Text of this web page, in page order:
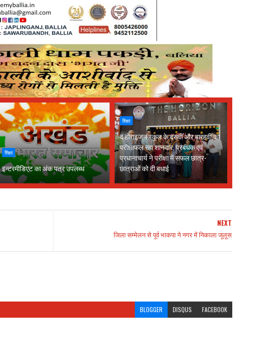
शिक्षा
इन्टरमीडिएट का अंक पत्र उपलब्ध
शिक्षा
द होराइजन स्कूल के दसवीं और बारहवीं का
परीक्षाफल रहा शानदार, प्रबंधक एवं
प्रधानाचार्य ने परीक्षा में सफल छात्र-
छात्राओं को दी बधाई
NEXT
जिला सम्मेलन से पूर्व भाकपा ने नगर में निकाला जूलूस
BLOGGER DISQUS FACEBOOK